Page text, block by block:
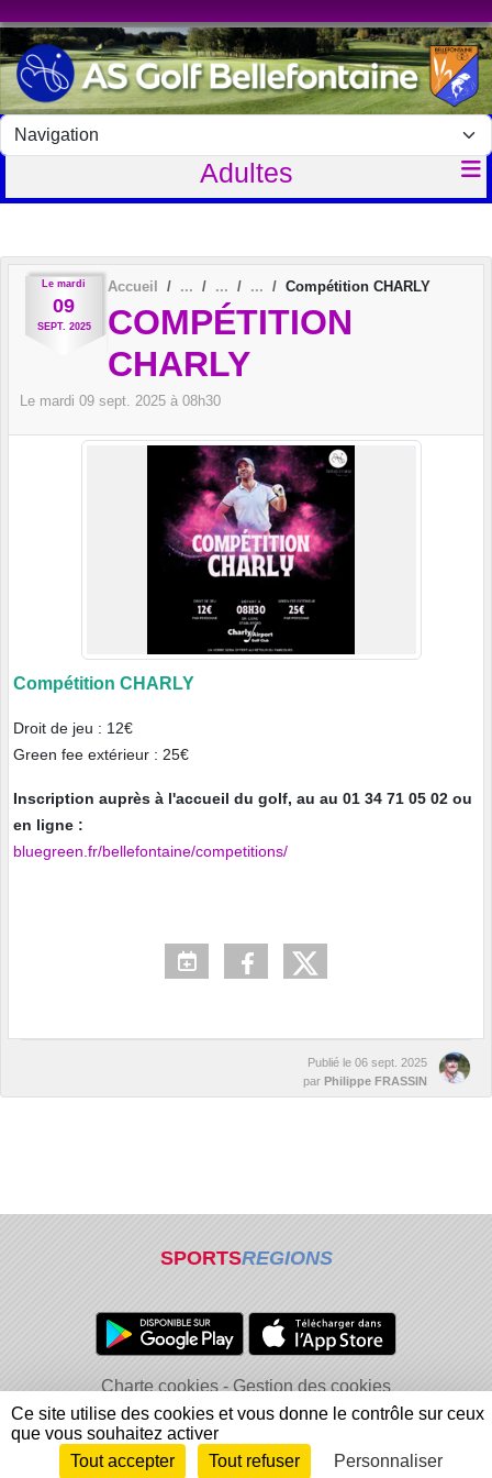
Adultes
Le mardi
09
SEPT. 2025
Accueil Compétition CHARLY
COMPÉTITION
CHARLY
Le mardi 09 sept. 2025 à 08h30
Compétition CHARLY
Droit de jeu : 12€
Green fee extérieur : 25€
Inscription auprès à l'accueil du golf, au au 01 34 71 05 02 ou
en ligne :
bluegreen.fr/bellefontaine/competitions/
Publié le 06 sept. 2025
par Philippe FRASSIN
SPORTSREGIONS
Charte cookies
Gestion des cookies
Informations légales
Signaler un contenu inapproprié
Envie de participer ? Connexion
Ce site utilise des cookies et vous donne le contrôle sur ceux
que vous souhaitez activer
Tout accepter
Tout refuser Personnaliser